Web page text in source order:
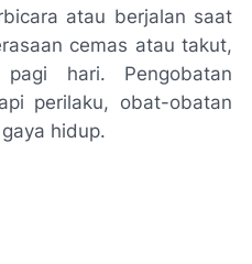
atau berjalan saat
cemas atau takut,
hari. Pengobatan
perilaku, obat-obatan
hidup.